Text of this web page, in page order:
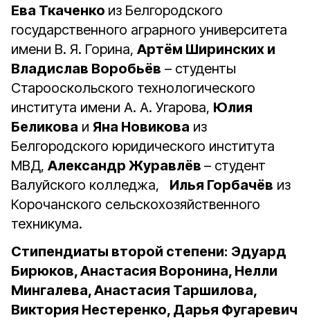
Ева Ткаченко из Белгородского
государственного аграрного университета
имени В. Я. Горина, Артём Ширинских и
Владислав Воробьёв – студенты
Старооскольского технологического
института имени А. А. Угарова, Юлия
Беликова и Яна Новикова из
Белгородского юридического института
МВД, Александр Журавлёв – студент
Валуйского колледжа, Илья Горбачёв из
Корочанского сельскохозяйственного
техникума.
Стипендиаты второй степени: Эдуард
Бирюков, Анастасия Воронина, Нелли
Мингалева, Анастасия Таршилова,
Виктория Нестеренко, Дарья Фугаревич